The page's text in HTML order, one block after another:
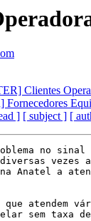
Clientes
Fornecedores
] [ subject ] [
no sinal
diversas
Anatel a
atendem
sem taxa